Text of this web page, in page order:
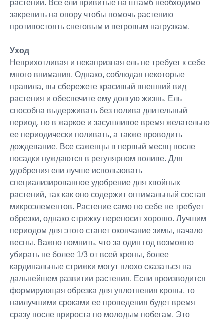
растений. Все ели привитые на штамб необходимо
закрепить на опору чтобы помочь растению
противостоять снеговым и ветровым нагрузкам.
Уход
Неприхотливая и некапризная ель не требует к себе
много внимания. Однако, соблюдая некоторые
правила, вы сбережете красивый внешний вид
растения и обеспечите ему долгую жизнь. Ель
способна выдерживать без полива длительный
период, но в жаркое и засушливое время желательно
ее периодически поливать, а также проводить
дождевание. Все саженцы в первый месяц после
посадки нуждаются в регулярном поливе. Для
удобрения ели лучше использовать
специализированное удобрение для хвойных
растений, так как оно содержит оптимальный состав
микроэлементов. Растение само по себе не требует
обрезки, однако стрижку переносит хорошо. Лучшим
периодом для этого станет окончание зимы, начало
весны. Важно помнить, что за один год возможно
убирать не более 1/3 от всей кроны, более
кардинальные стрижки могут плохо сказаться на
дальнейшем развитии растения. Если производится
формирующая обрезка для уплотнения кроны, то
наилучшими сроками ее проведения будет время
сразу после прироста по молодым побегам. Это